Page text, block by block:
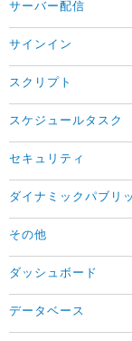
サーバー配信
サインイン
スクリプト
スケジュールタスク
セキュリティ
ダイナミックパブリ
その他
ダッシュボード
データベース